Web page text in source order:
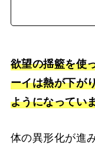
欲望の揺籃を使
ーイは熱が下が
ようになってい
体の異形化が進み